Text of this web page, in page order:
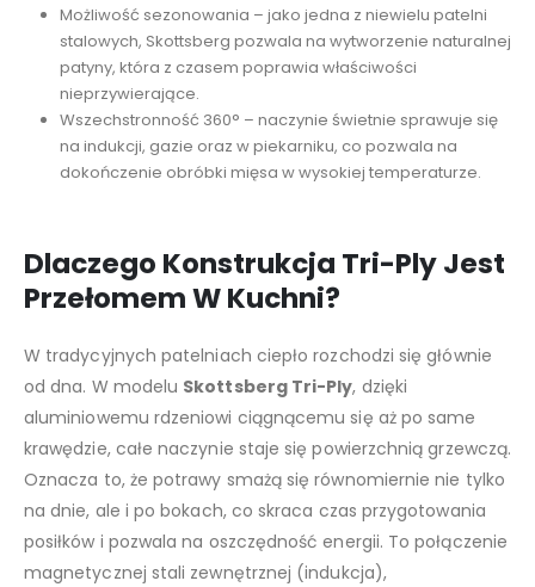
Możliwość sezonowania – jako jedna z niewielu patelni
stalowych, Skottsberg pozwala na wytworzenie naturalnej
patyny, która z czasem poprawia właściwości
nieprzywierające.
Wszechstronność 360° – naczynie świetnie sprawuje się
na indukcji, gazie oraz w piekarniku, co pozwala na
dokończenie obróbki mięsa w wysokiej temperaturze.
Dlaczego Konstrukcja Tri-Ply Jest
Przełomem W Kuchni?
W tradycyjnych patelniach ciepło rozchodzi się głównie
od dna. W modelu Skottsberg Tri-Ply, dzięki
aluminiowemu rdzeniowi ciągnącemu się aż po same
krawędzie, całe naczynie staje się powierzchnią grzewczą.
Oznacza to, że potrawy smażą się równomiernie nie tylko
na dnie, ale i po bokach, co skraca czas przygotowania
posiłków i pozwala na oszczędność energii. To połączenie
magnetycznej stali zewnętrznej (indukcja),